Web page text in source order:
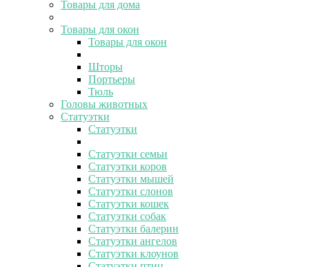
Товары для дома
Товары для окон
Товары для окон
Шторы
Портьеры
Тюль
Головы животных
Статуэтки
Статуэтки
Статуэтки семьи
Статуэтки коров
Статуэтки мышей
Статуэтки слонов
Статуэтки кошек
Статуэтки собак
Статуэтки балерин
Статуэтки ангелов
Статуэтки клоунов